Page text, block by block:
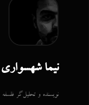
نیما شهسواری
نویسنده و تحلیل‌گر